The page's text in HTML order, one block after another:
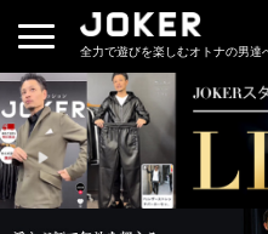
全力で遊びを楽しむオトナの男達